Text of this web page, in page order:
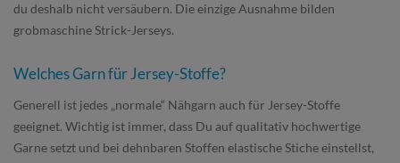
du deshalb nicht versäubern. Die einzige Ausnahme bilden
grobmaschine Strick-Jerseys.
Welches Garn für Jersey-Stoffe?
Generell ist jedes „normale“ Nähgarn auch für Jersey-Stoffe
geeignet. Wichtig ist immer, dass Du auf qualitativ hochwertige
Garne setzt und bei dehnbaren Stoffen elastische Stiche einstellst,